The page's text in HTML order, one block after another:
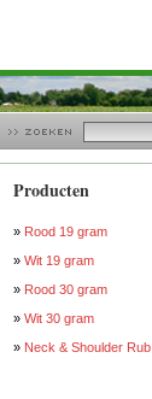
Producten
» Rood 19 gram
» Wit 19 gram
» Rood 30 gram
» Wit 30 gram
» Neck & Shoulder Rub